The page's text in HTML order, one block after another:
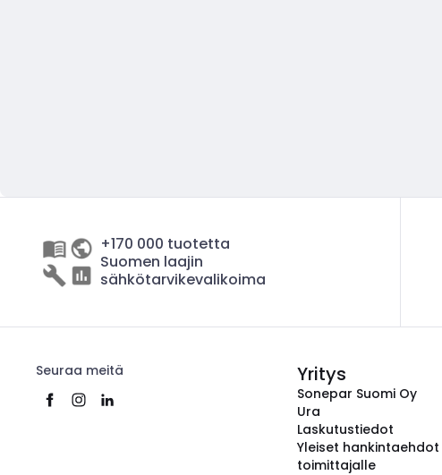
+170 000 tuotetta
Suomen laajin
sähkötarvikevalikoima
Seuraa meitä Yritys
Sonepar Suomi Oy
Ura
Laskutustiedot
Yleiset hankintaehdot
toimittajalle